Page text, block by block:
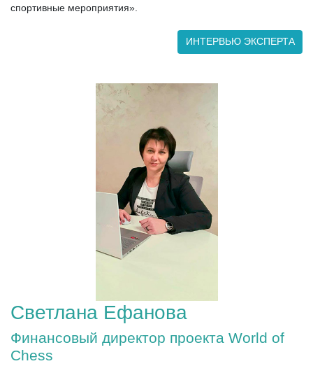
спортивные мероприятия».
ИНТЕРВЬЮ ЭКСПЕРТА
Светлана Ефанова
Финансовый директор проекта World of
Chess